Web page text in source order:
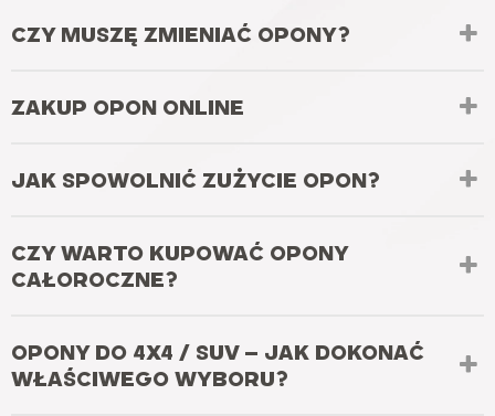
CZY MUSZĘ ZMIENIAĆ OPONY?
ZAKUP OPON ONLINE
JAK SPOWOLNIĆ ZUŻYCIE OPON?
CZY WARTO KUPOWAĆ OPONY
CAŁOROCZNE?
OPONY DO 4X4 / SUV – JAK DOKONAĆ
WŁAŚCIWEGO WYBORU?